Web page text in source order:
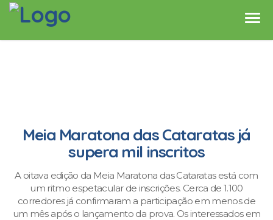
Meia Maratona das Cataratas já
supera mil inscritos
A oitava edição da Meia Maratona das Cataratas está com
um ritmo espetacular de inscrições. Cerca de 1.100
corredores já confirmaram a participação em menos de
um mês após o lançamento da prova. Os interessados em